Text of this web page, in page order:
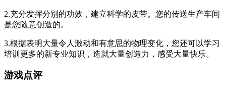
2.充分发挥分别的功效，建立科学的皮带。您的传送生产车间
是您随意创造的。
3.根据表明大量令人激动和有意思的物理变化，您还可以学习
培训更多的新专业知识，造就大量创造力，感受大量快乐。
游戏点评